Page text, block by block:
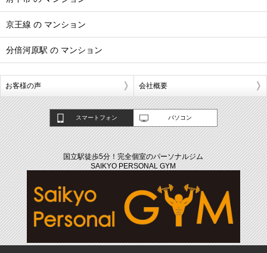
京王線 の マンション
分倍河原駅 の マンション
お客様の声 会社概要
スマートフォン パソコン
国立駅徒歩5分！完全個室のパーソナルジム
SAIKYO PERSONAL GYM